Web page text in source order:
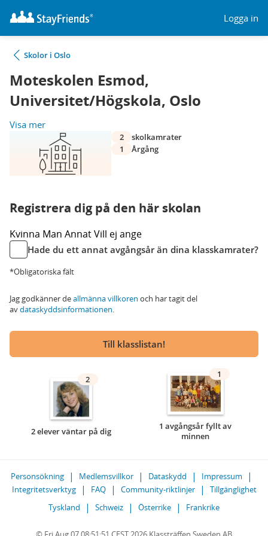
Logga in
Skolor i Oslo
Moteskolen Esmod,
Universitet/Högskola, Oslo
Visa mer
2
skolkamrater
1
Årgång
Registrera dig på den här skolan
Kvinna Man AnnatVill ej ange
Hade du ett annat avgångsår än dina klasskamrater?
*Obligatoriska fält
Jag godkänner deallmänna villkoren och har tagit del
avdataskyddsinformationen.
Till klasslistan!
2
2 elever väntar på dig
1
1 avgångsår fyllt av
minnen
Personsökning Medlemsvillkor Dataskydd
Impressum
Integritetsverktyg
FAQ Community-riktlinjer
Tillgänglighet
Tyskland
Schweiz Österrike Frankrike